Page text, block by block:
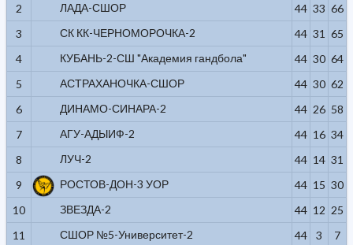
2
ЛАДА-СШОР 44 33 66
3
СК КК-ЧЕРНОМОРОЧКА-2 44 31 65
4
КУБАНЬ-2-СШ "Академия гандбола" 44 30 64
5
АСТРАХАНОЧКА-СШОР 44 30 62
6
ДИНАМО-СИНАРА-2 44 26 58
7
АГУ-АДЫИФ-2 44 16 34
8
ЛУЧ-2 44 14 31
9
РОСТОВ-ДОН-3 УОР 44 15 30
10
ЗВЕЗДА-2 44 12 25
11
СШОР №5-Университет-2 44 3
7